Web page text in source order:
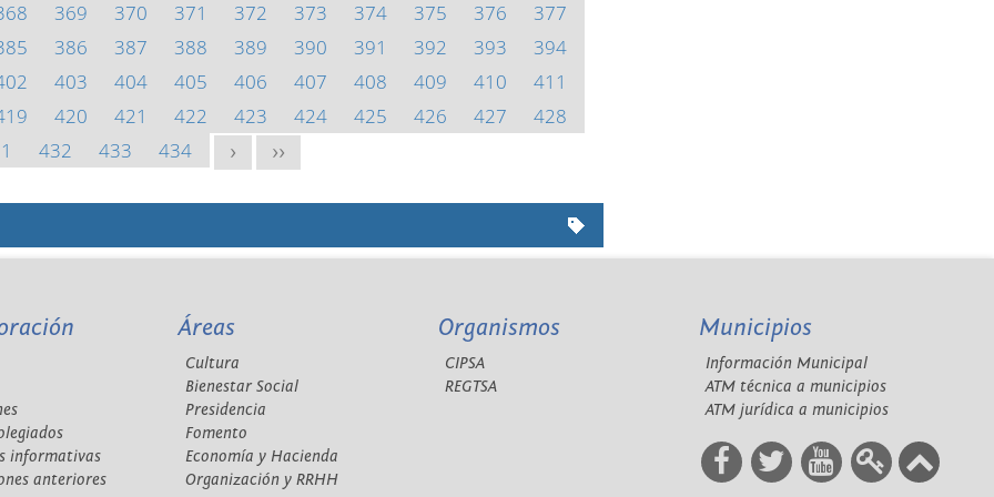
369 370 371 372 373 374 375 376
377
386 387 388 389 390 391 392 393
394
403 404 405 406 407 408 409 410
411
420 421 422 423 424 425 426 427
428
432 433 434 > >>
informativas
anteriores
Áreas
Cultura
Bienestar Social
Presidencia
Fomento
Economía y Hacienda
Organización y RRHH
Organismos
CIPSA
REGTSA
Municipios
Información Municipal
ATM técnica a municipios
ATM jurídica a municipios